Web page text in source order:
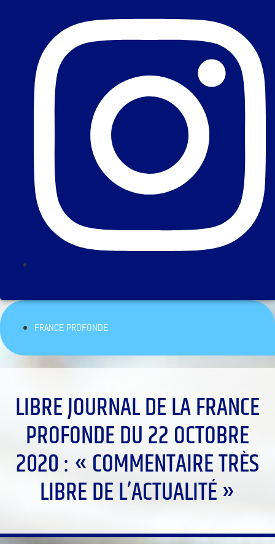
FRANCE PROFONDE
LIBRE JOURNAL DE LA FRANCE
PROFONDE DU 22 OCTOBRE
2020 : « COMMENTAIRE TRÈS
LIBRE DE L’ACTUALITÉ »